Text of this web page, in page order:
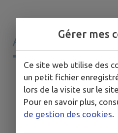
AGENDA DE
TERRITOIRE
Gérer mes
Ce site web utilise des
un petit fichier
lors de la visite sur le
Pour en savoir plus,
de gestion des cookies.